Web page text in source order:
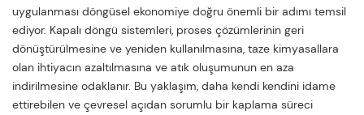
uygulanması döngüsel ekonomiye doğru önemli bir adımı temsil
ediyor. Kapalı döngü sistemleri, proses çözümlerinin geri
dönüştürülmesine ve yeniden kullanılmasına, taze kimyasallara
olan ihtiyacın azaltılmasına ve atık oluşumunun en aza
indirilmesine odaklanır. Bu yaklaşım, daha kendi kendini idame
ettirebilen ve çevresel açıdan sorumlu bir kaplama süreci